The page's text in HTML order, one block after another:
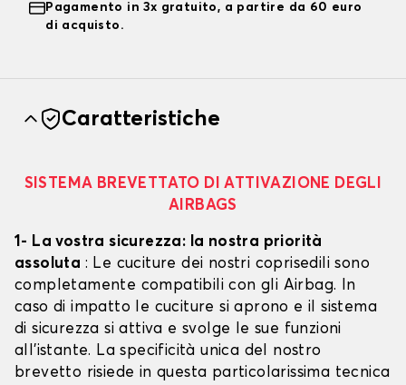
Pagamento in 3x gratuito, a partire da 60 euro
di acquisto.
Caratteristiche
SISTEMA BREVETTATO DI ATTIVAZIONE DEGLI
AIRBAGS
1- La vostra sicurezza: la nostra priorità
assoluta : Le cuciture dei nostri coprisedili sono
completamente compatibili con gli Airbag. In
caso di impatto le cuciture si aprono e il sistema
di sicurezza si attiva e svolge le sue funzioni
all'istante. La specificità unica del nostro
brevetto risiede in questa particolarissima tecnica